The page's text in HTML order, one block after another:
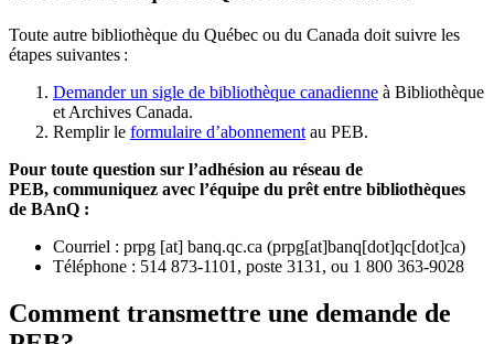
Toute autre bibliothèque du Québec ou du Canada doit suivre les
étapes suivantes :
Demander un sigle de bibliothèque canadienne à Bibliothèque
et Archives Canada.
Remplir le formulaire d’abonnement au PEB.
Pour toute question sur l’adhésion au réseau de
PEB, communiquez avec l’équipe du prêt entre bibliothèques
de BAnQ :
Courriel : prpg [at] banq.qc.ca (prpg[at]banq[dot]qc[dot]ca)
Téléphone : 514 873-1101, poste 3131, ou 1 800 363-9028
Comment transmettre une demande de